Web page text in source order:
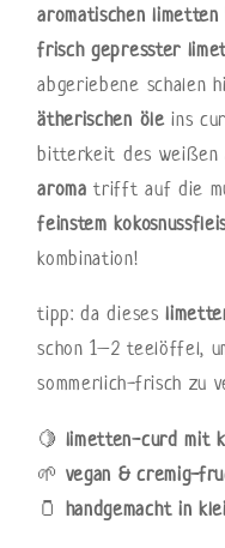
aromatischen limetten
frisch gepresster
abgeriebene schalen
ätherischen öleins
bitterkeit des weißen
aroma trifft auf die
feinstem
kombination!
tipp: da dieses
schon 1–2 teelöffel,
sommerlich-frisch zu
🍋 limetten-curd mit
🌱 vegan & cremig-
🫙 handgemacht in